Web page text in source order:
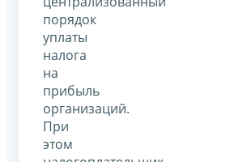
порядок
уплаты
налога
на
прибыль
организаций.
При
этом